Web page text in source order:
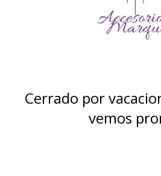
Cerrado por
vemos